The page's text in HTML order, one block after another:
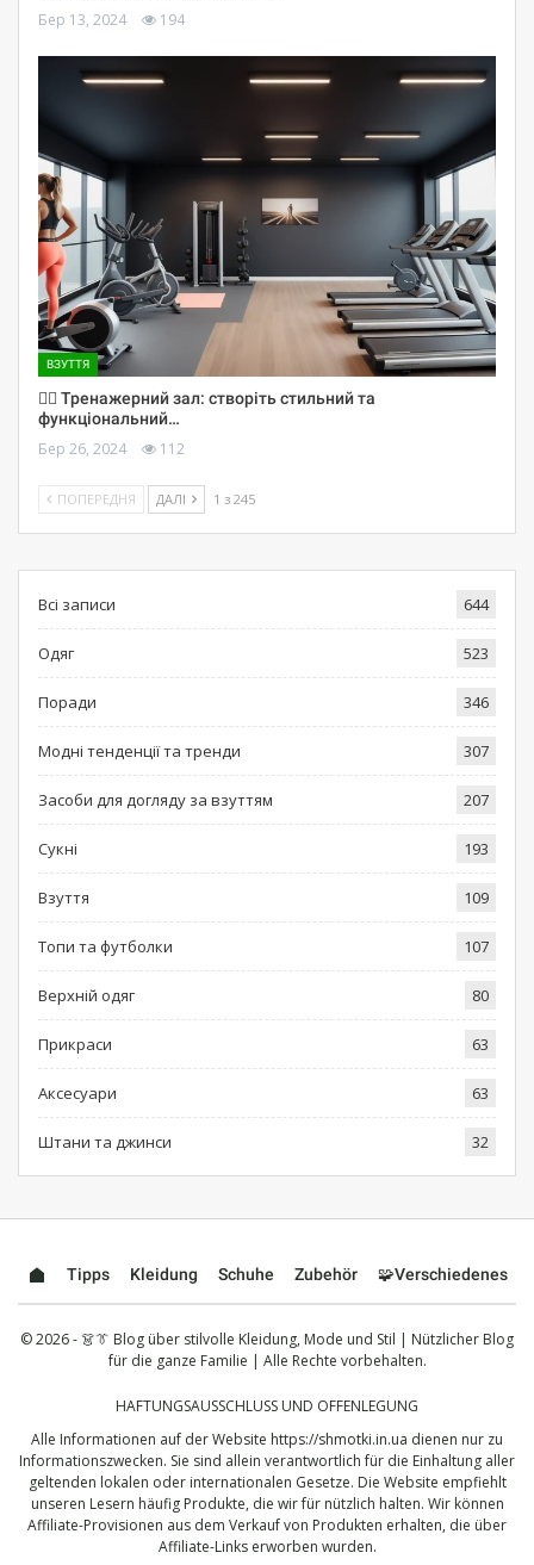
Бер 13, 2024 194
ВЗУТТЯ
🏋️‍♀️ Тренажерний зал: створіть стильний та
функціональний…
Бер 26, 2024 112
ПОПЕРЕДНЯ ДАЛІ 1 з 245
Всі записи 644
Одяг 523
Поради 346
Модні тенденції та тренди 307
Засоби для догляду за взуттям 207
Сукні 193
Взуття 109
Топи та футболки 107
Верхній одяг 80
Прикраси 63
Аксесуари 63
Штани та джинси 32
Tipps Kleidung Schuhe Zubehör 🧩Verschiedenes
© 2026 - 👗👔 Blog über stilvolle Kleidung, Mode und Stil | Nützlicher Blog
für die ganze Familie | Alle Rechte vorbehalten.
HAFTUNGSAUSSCHLUSS UND OFFENLEGUNG
Alle Informationen auf der Website https://shmotki.in.ua dienen nur zu
Informationszwecken. Sie sind allein verantwortlich für die Einhaltung aller
geltenden lokalen oder internationalen Gesetze. Die Website empfiehlt
unseren Lesern häufig Produkte, die wir für nützlich halten. Wir können
Affiliate-Provisionen aus dem Verkauf von Produkten erhalten, die über
Affiliate-Links erworben wurden.